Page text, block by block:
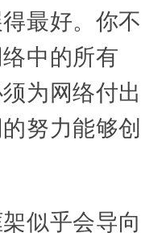
最好。你不
中的所有
为网络付出
努力能够创
似乎会导向